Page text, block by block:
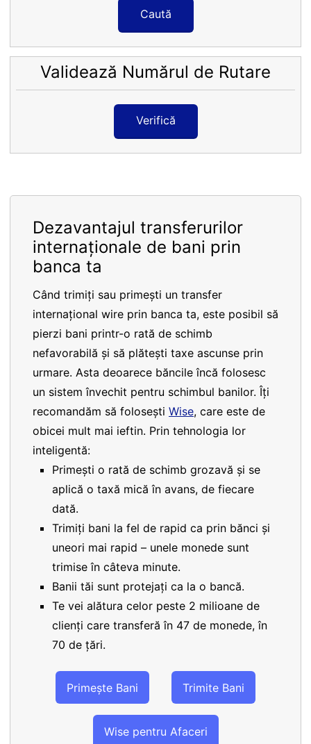
Caută
Validează Numărul de Rutare
Verifică
Dezavantajul transferurilor
internaționale de bani prin
banca ta
Când trimiți sau primești un transfer
internațional wire prin banca ta, este posibil să
pierzi bani printr-o rată de schimb
nefavorabilă și să plătești taxe ascunse prin
urmare. Asta deoarece băncile încă folosesc
un sistem învechit pentru schimbul banilor. Îți
recomandăm să folosești Wise, care este de
obicei mult mai ieftin. Prin tehnologia lor
inteligentă:
Primești o rată de schimb grozavă și se
aplică o taxă mică în avans, de fiecare
dată.
Trimiți bani la fel de rapid ca prin bănci și
uneori mai rapid – unele monede sunt
trimise în câteva minute.
Banii tăi sunt protejați ca la o bancă.
Te vei alătura celor peste 2 milioane de
clienți care transferă în 47 de monede, în
70 de țări.
Primește Bani Trimite Bani
Wise pentru Afaceri